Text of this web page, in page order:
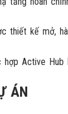
thiết kế mở,
ÁN